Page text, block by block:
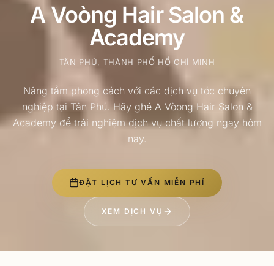
A Voòng Hair Salon &
Academy
TÂN PHÚ, THÀNH PHỐ HỒ CHÍ MINH
Nâng tầm phong cách với các dịch vụ tóc chuyên
nghiệp tại Tân Phú. Hãy ghé A Vòong Hair Salon &
Academy để trải nghiệm dịch vụ chất lượng ngay hôm
nay.
ĐẶT LỊCH TƯ VẤN MIỄN PHÍ
XEM DỊCH VỤ